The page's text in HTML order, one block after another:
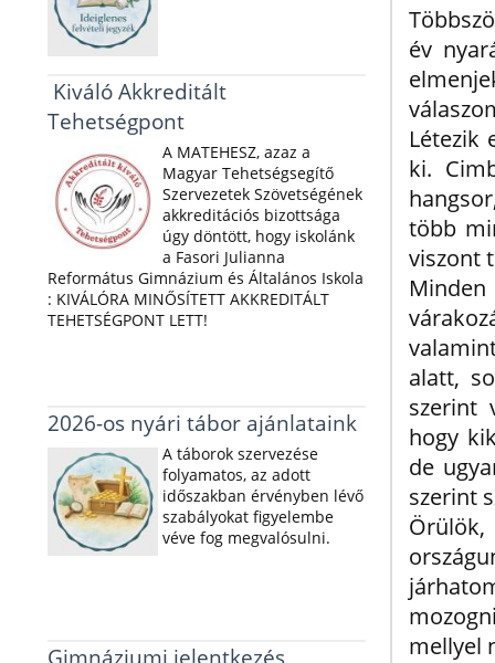
Kiváló Akkreditált
Tehetségpont
A MATEHESZ, azaz a
Magyar Tehetségsegítő
Szervezetek Szövetségének
akkreditációs bizottsága
úgy döntött, hogy iskolánk
a Fasori Julianna
Református Gimnázium és Általános Iskola
: KIVÁLÓRA MINŐSÍTETT AKKREDITÁLT
TEHETSÉGPONT LETT!
2026-os nyári tábor ajánlataink
A táborok szervezése
folyamatos, az adott
időszakban érvényben lévő
szabályokat figyelembe
véve fog megvalósulni.
Gimnáziumi jelentkezés
év
Létezik
ki.
több
viszont
alatt,
szerint
hogy
de
szerint
mellyel